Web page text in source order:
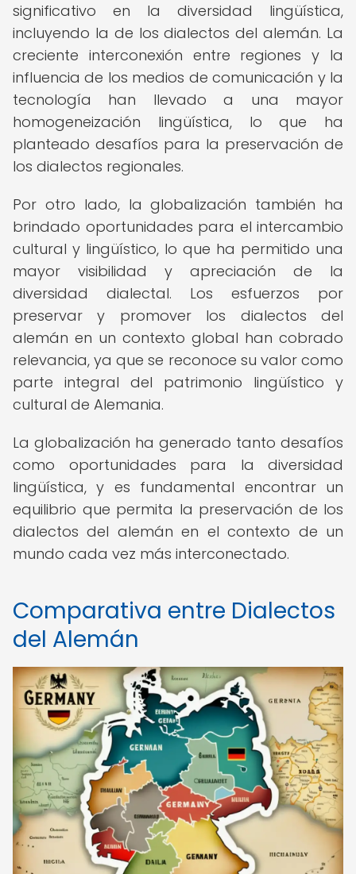
significativo en la diversidad lingüística,
incluyendo la de los dialectos del alemán. La
creciente interconexión entre regiones y la
influencia de los medios de comunicación y la
tecnología han llevado a una mayor
homogeneización lingüística, lo que ha
planteado desafíos para la preservación de
los dialectos regionales.
Por otro lado, la globalización también ha
brindado oportunidades para el intercambio
cultural y lingüístico, lo que ha permitido una
mayor visibilidad y apreciación de la
diversidad dialectal. Los esfuerzos por
preservar y promover los dialectos del
alemán en un contexto global han cobrado
relevancia, ya que se reconoce su valor como
parte integral del patrimonio lingüístico y
cultural de Alemania.
La globalización ha generado tanto desafíos
como oportunidades para la diversidad
lingüística, y es fundamental encontrar un
equilibrio que permita la preservación de los
dialectos del alemán en el contexto de un
mundo cada vez más interconectado.
Comparativa entre Dialectos
del Alemán